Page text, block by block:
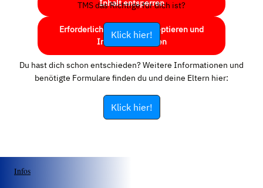
Inhalt entsperren
Erforderlichen Service akzeptieren und
Inhalte entsperren
TMS das Richtige für dich ist?
Klick hier!
Du hast dich schon entschieden? Weitere Informationen und
benötigte Formulare finden du und deine Eltern hier:
Klick hier!
Infos